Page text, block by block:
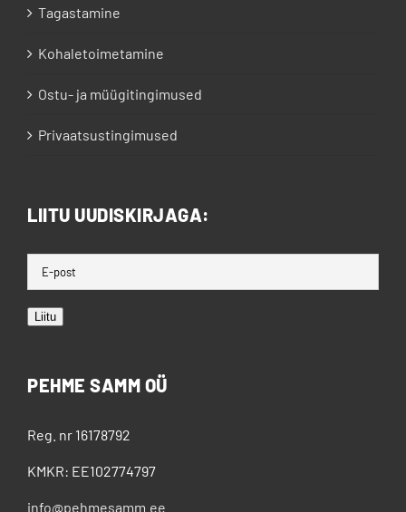
Tagastamine
Kohaletoimetamine
Ostu- ja müügitingimused
Privaatsustingimused
LIITU UUDISKIRJAGA:
Liitu
PEHME SAMM OÜ
Reg. nr 16178792
KMKR: EE102774797
info@pehmesamm.ee